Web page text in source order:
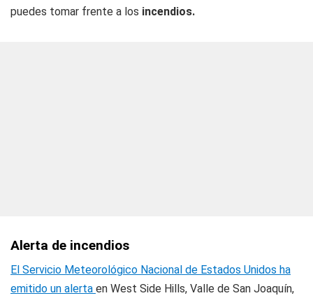
puedes tomar frente a los incendios.
Alerta de incendios
El Servicio Meteorológico Nacional de Estados Unidos ha
emitido un alerta en West Side Hills, Valle de San Joaquín,